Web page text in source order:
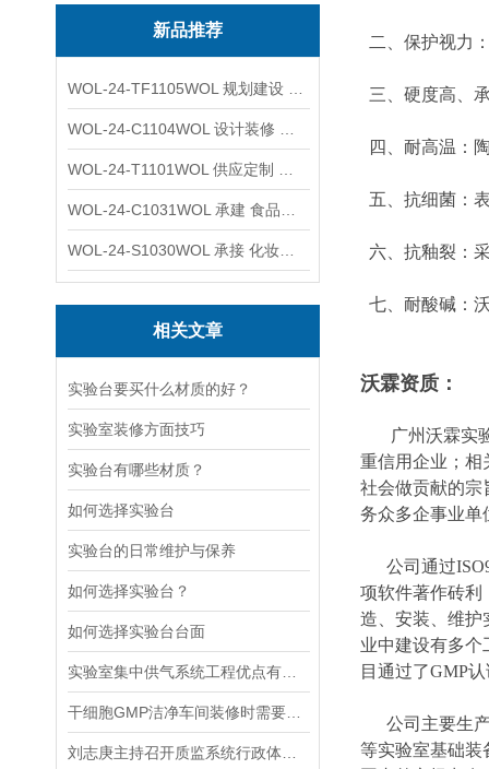
新品推荐
相关文章
实验台要买什么材质的好？
实验室装修方面技巧
实验台有哪些材质？
如何选择实验台
实验台的日常维护与保养
如何选择实验台？
如何选择实验台台面
二、保护视力
三、硬度高、
四、耐高温：
五、抗细菌：
六、抗釉裂：
七、耐酸碱：
沃霖资质：
广州沃霖实验
重信用企业；相
社会做贡献的宗
务众多企事业单
公司通过
项软件著作砖利
造、安装、维护
业中建设有多
目通过了GMP
公司主要生产
等实验室基础装